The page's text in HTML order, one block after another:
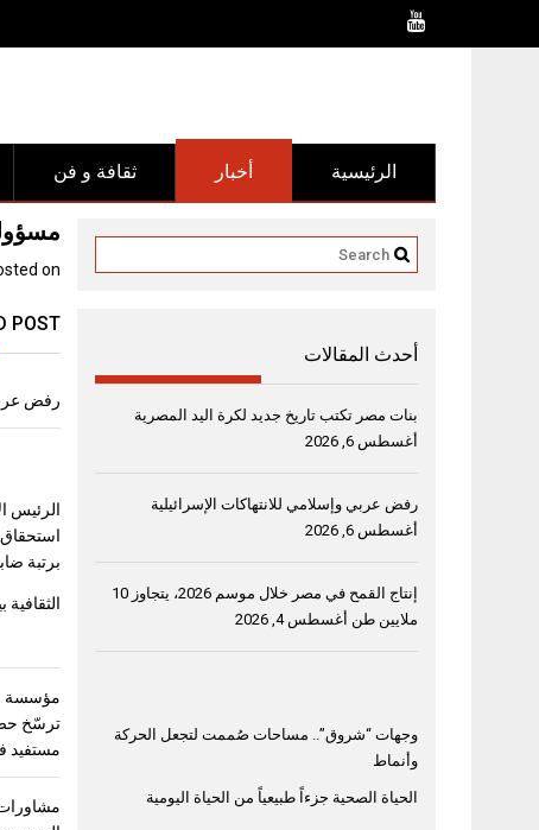
ثقافة و فن أخبار الرئيسية
مسؤولوا
on
POST
رفض
الرئيس
استحقاق
برتبة
الثقافية
مؤسسة
مستفيد في 3 دول عام
أحدث المقالات
بنات مصر تكتب تاريخ جديد لكرة اليد المصرية
أغسطس 6, 2026
رفض عربي وإسلامي للانتهاكات الإسرائيلية
أغسطس 6, 2026
إنتاج القمح في مصر خلال موسم 2026، يتجاوز 10
ملايين طن أغسطس 4, 2026
وجهات “شروق”.. مساحات صُممت لتجعل الحركة
وأنماط
الحياة الصحية جزءاً طبيعياً من الحياة اليومية